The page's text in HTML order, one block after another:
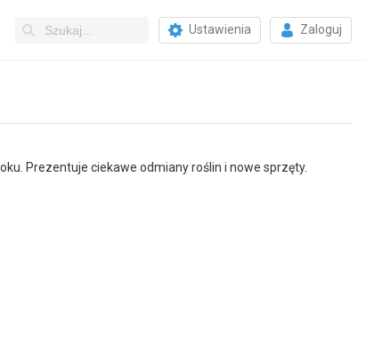
Ustawienia Zaloguj
Prezentuje ciekawe odmiany roślin i nowe sprzęty.